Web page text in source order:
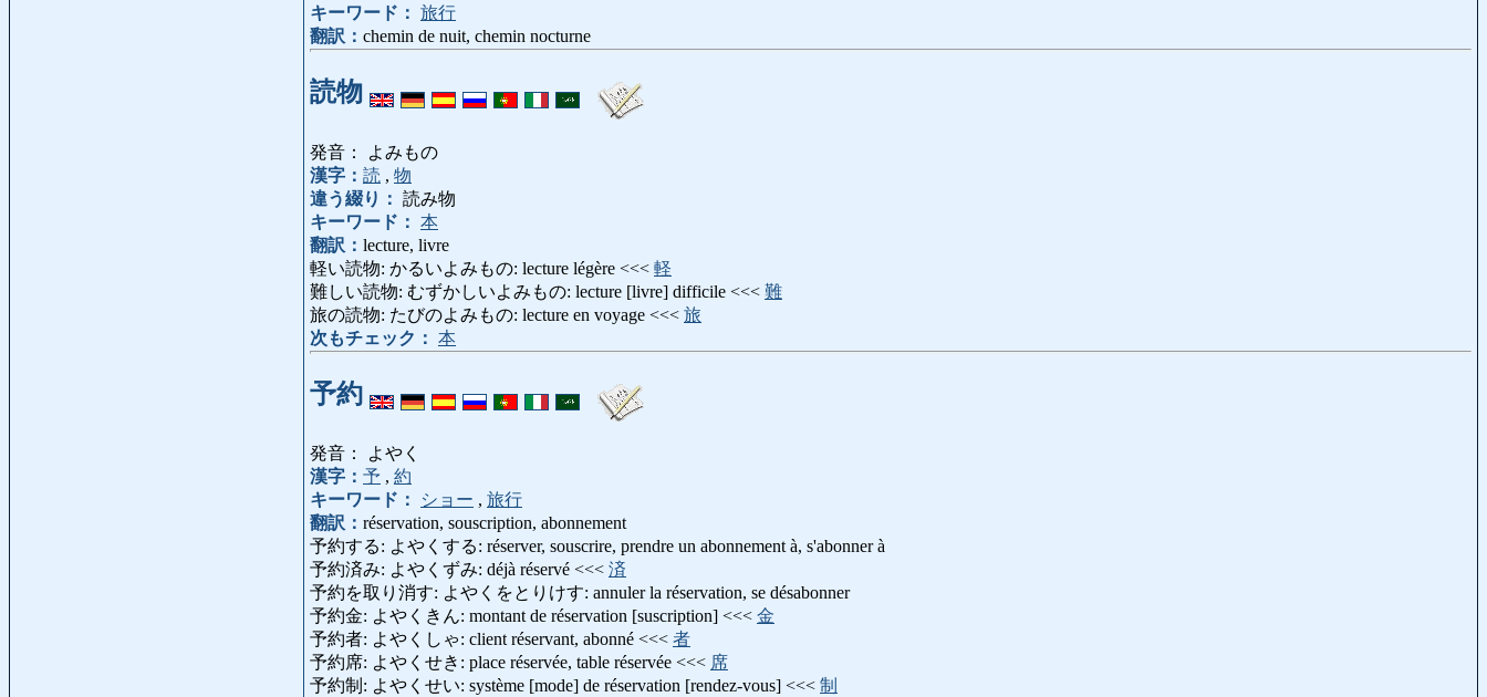
キーワード： 旅行
翻訳： chemin de nuit, chemin nocturne
読物
発音： よみもの
漢字： 読 , 物
違う綴り： 読み物
キーワード： 本
翻訳： lecture, livre
軽い読物: かるいよみもの: lecture légère <<< 軽
難しい読物: むずかしいよみもの: lecture [livre] difficile <<< 難
旅の読物: たびのよみもの: lecture en voyage <<< 旅
次もチェック： 本
予約
発音： よやく
漢字： 予 , 約
キーワード：
ショー , 旅行
翻訳： réservation, souscription, abonnement
予約する: よやくする: réserver, souscrire, prendre un abonnement à, s'abonner à
予約済み: よやくずみ: déjà réservé <<< 済
予約を取り消す: よやくをとりけす: annuler la réservation, se désabonner
予約金: よやくきん: montant de réservation [suscription] <<< 金
予約者: よやくしゃ: client réservant, abonné <<< 者
予約席: よやくせき: place réservée, table réservée <<< 席
予約制: よやくせい: système [mode] de réservation [rendez-vous] <<< 制